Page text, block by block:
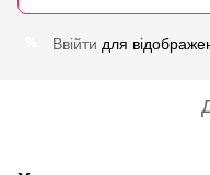
Ввійти для